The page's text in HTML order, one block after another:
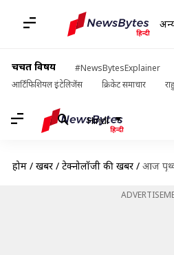
चर्चित विषय #NewsBytesExplainer
आर्टिफिशियल इंटेलिजेंस
क्रिकेट समाचार
Hindi
होम / खबरें / टेक्नोलॉजी की खबरें / आज पृथ्वी के